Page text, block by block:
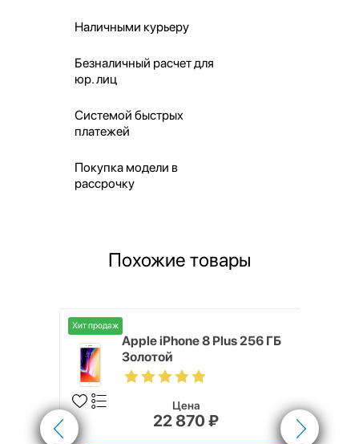
Наличными курьеру
Безналичный расчет для
юр. лиц
Системой быстрых
платежей
Покупка модели в
рассрочку
Похожие товары
Хит продаж
Apple iPhone 8 Plus 256 ГБ
Золотой
Цена
22 870 ₽